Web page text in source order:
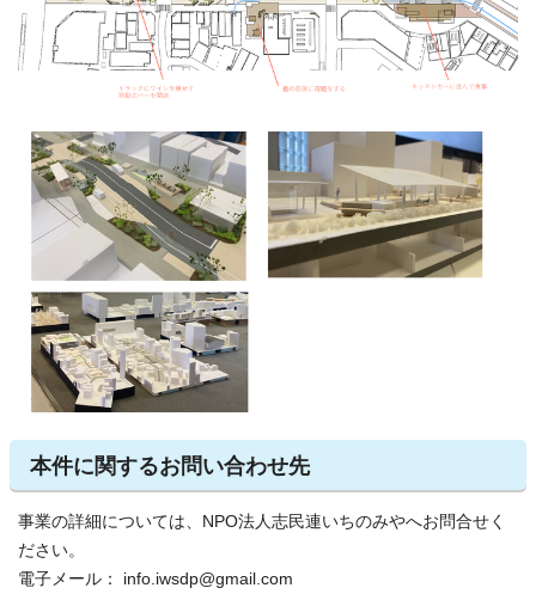
本件に関するお問い合わせ先
事業の詳細については、NPO法人志民連いちのみやへお問合せく
ださい。
電子メール： info.iwsdp@gmail.com